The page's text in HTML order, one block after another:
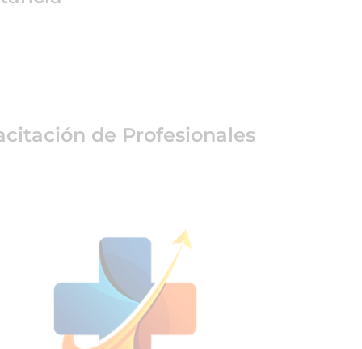
de Profesionales